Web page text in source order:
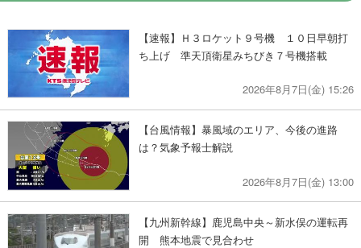
【速報】Ｈ３ロケット９号機 １０日早朝打
ち上げ 準天頂衛星みちびき７号機搭載
2026年8月7日(金) 15:26
【台風情報】暴風域のエリア、今後の進路
は？気象予報士解説
2026年8月7日(金) 13:00
【九州新幹線】鹿児島中央～新水俣の運転再
開 熊本地震で見合わせ